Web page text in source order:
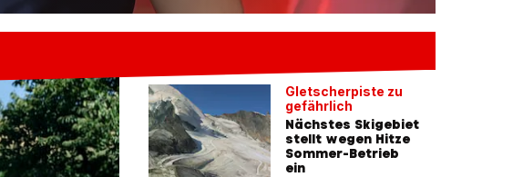
Gletscherpiste zu
gefährlich
Nächstes Skigebiet
stellt wegen Hitze
Sommer-Betrieb
ein